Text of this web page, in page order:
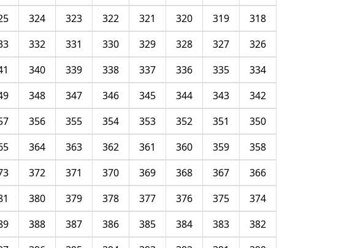
318
319
320
321
322
323
324
326
327
328
329
330
331
332
334
335
336
337
338
339
340
342
343
344
345
346
347
348
350
351
352
353
354
355
356
358
359
360
361
362
363
364
366
367
368
369
370
371
372
374
375
376
377
378
379
380
382
383
384
385
386
387
388